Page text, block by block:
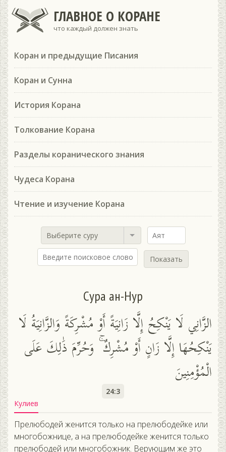
ГЛАВНОЕ О КОРАНЕ
что каждый должен знать
Коран и предыдущие Писания
Коран и Сунна
История Корана
Толкование Корана
Разделы коранического знания
Чудеса Корана
Чтение и изучение Корана
Выберите суру
Показать
Сура ан-Нур
الزَّانِي لَا يَنْكِحُ إِلَّا زَانِيَةً أَوْ مُشْرِكَةً وَالزَّانِيَةُ لَا
يَنْكِحُهَا إِلَّا زَانٍ أَوْ مُشْرِكٌ ۚ وَحُرِّمَ ذَٰلِكَ عَلَى
الْمُؤْمِنِينَ
24:3
Кулиев
Прелюбодей женится только на прелюбодейке или
многобожнице, а на прелюбодейке женится только
прелюбодей или многобожник. Верующим же это